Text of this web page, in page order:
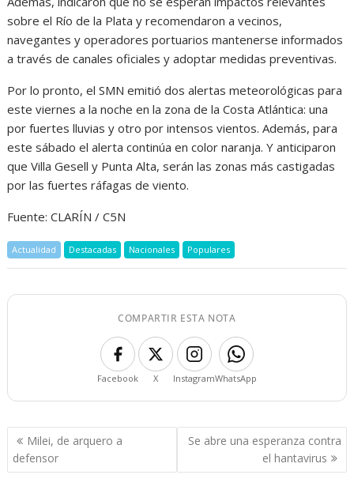
sobre el Río de la Plata y recomendaron a vecinos,
navegantes y operadores portuarios mantenerse informados
a través de canales oficiales y adoptar medidas preventivas.
Por lo pronto, el SMN emitió dos alertas meteorológicas para
este viernes a la noche en la zona de la Costa Atlántica: una
por fuertes lluvias y otro por intensos vientos. Además, para
este sábado el alerta continúa en color naranja. Y anticiparon
que Villa Gesell y Punta Alta, serán las zonas más castigadas
por las fuertes ráfagas de viento.
Fuente: CLARÍN / C5N
Actualidad Destacadas Nacionales Populares
COMPARTIR ESTA NOTA
Facebook X InstagramWhatsApp
Navegación
de
entradas
Milei, de arquero a
defensor
Se abre una esperanza contra
el hantavirus